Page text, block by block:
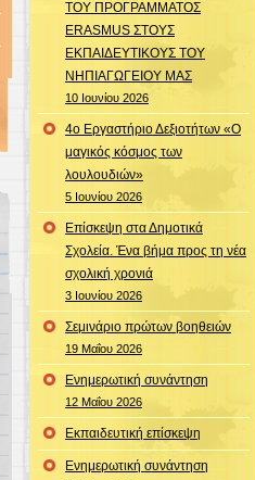
ΤΟΥ ΠΡΟΓΡΑΜΜΑΤΟΣ
ERASMUS ΣΤΟΥΣ
ΕΚΠΑΙΔΕΥΤΙΚΟΥΣ ΤΟΥ
ΝΗΠΙΑΓΩΓΕΙΟΥ ΜΑΣ
10 Ιουνίου 2026
4ο Εργαστήριο Δεξιοτήτων «Ο
μαγικός κόσμος των
λουλουδιών»
5 Ιουνίου 2026
Επίσκεψη στα Δημοτικά
Σχολεία. Ένα βήμα προς τη νέα
σχολική χρονιά
3 Ιουνίου 2026
Σεμινάριο πρώτων βοηθειών
19 Μαΐου 2026
Ενημερωτική συνάντηση
12 Μαΐου 2026
Εκπαιδευτική επίσκεψη
Ενημερωτική συνάντηση